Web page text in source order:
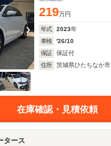
219万円
年式 2023年
車検
'26/10
保証
保証付
住所
茨城県ひたちなか市
在庫確認・見積依頼
タース